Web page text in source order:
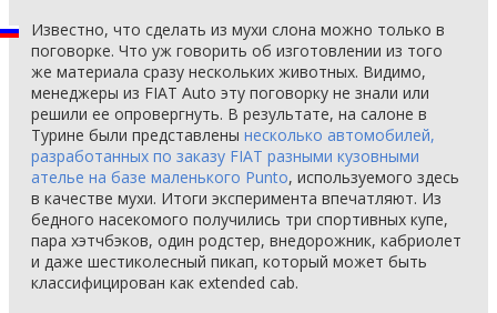
Известно, что сделать из мухи слона можно только в
поговорке. Что уж говорить об изготовлении из того
же материала сразу нескольких животных. Видимо,
менеджеры из FIAT Auto эту поговорку не знали или
решили ее опровергнуть. В результате, на салоне в
Турине были представлены несколько автомобилей,
разработанных по заказу FIAT разными кузовными
ателье на базе маленького Punto, используемого здесь
в качестве мухи. Итоги эксперимента впечатляют. Из
бедного насекомого получились три спортивных купе,
пара хэтчбэков, один родстер, внедорожник, кабриолет
и даже шестиколесный пикап, который может быть
классифицирован как extended cab.